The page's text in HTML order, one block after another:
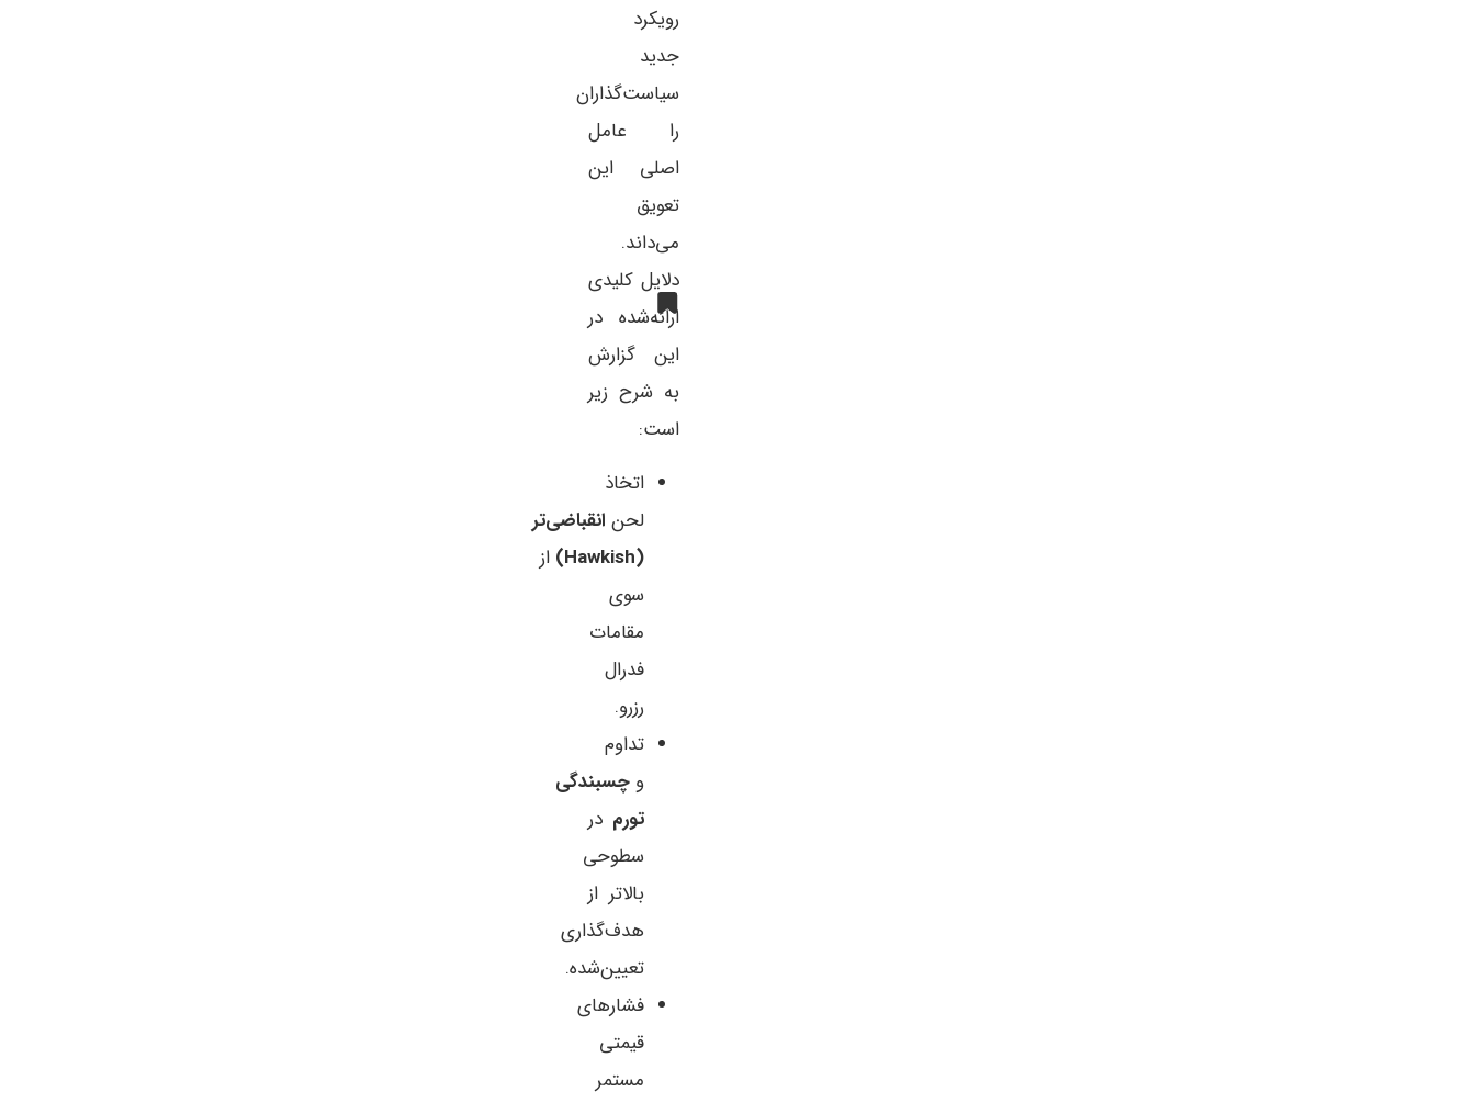
رویکرد
جدید
سیاست‌گذاران
را عامل
اصلی این
تعویق
می‌داند.
دلایل کلیدی
ارائه‌شده در
این گزارش
به شرح زیر
است:
اتخاذ
لحن انقباضی‌تر
(Hawkish)
از
سوی
مقامات
فدرال
رزرو.
تداوم
و چسبندگی
تورم در
سطوحی
بالاتر از
هدف‌گذاری
تعیین‌شده.
فشارهای
قیمتی
مستمر